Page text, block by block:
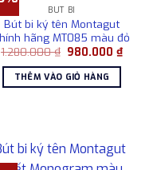
BÚT BI
Bút bi ký tên Montagut
hãng MT085 màu đỏ
1.280.000₫ Giá
là:
1.280.000 ₫.
980.000₫Giá
hiện
THÊM VÀO GIỎ HÀNG